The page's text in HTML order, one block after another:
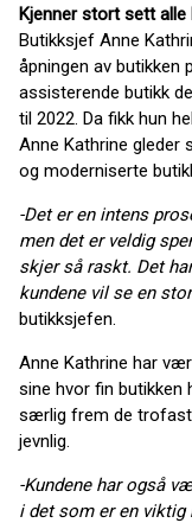
Kjenner stort sett alle
Butikksjef Anne
åpningen av butikken
assisterende butikk
til 2022. Da fikk hun
Anne Kathrine gleder
og moderniserte
-Det er en intens
men det er veldig
skjer så raskt. Det
kundene vil se en
butikksjefen.
Anne Kathrine har
sine hvor fin butikken
særlig frem de
jevnlig.
-Kundene har også
i det som er en viktig